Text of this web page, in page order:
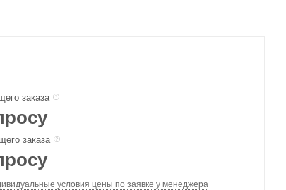
заказа
заказа
условия цены по заявке у менеджера